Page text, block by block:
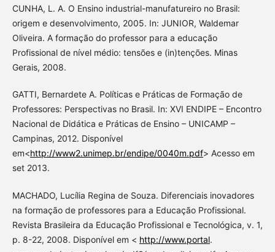
CUNHA, L. A. O Ensino industrial-manufatureiro no Brasil:
origem e desenvolvimento, 2005. In: JUNIOR, Waldemar
Oliveira. A formação do professor para a educação
Profissional de nível médio: tensões e (in)tenções. Minas
Gerais, 2008.
GATTI, Bernardete A. Políticas e Práticas de Formação de
Professores: Perspectivas no Brasil. In: XVI ENDIPE – Encontro
Nacional de Didática e Práticas de Ensino – UNICAMP –
Campinas, 2012. Disponível
em<http://www2.unimep.br/endipe/0040m.pdf> Acesso em
set 2013.
MACHADO, Lucília Regina de Souza. Diferenciais inovadores
na formação de professores para a Educação Profissional.
Revista Brasileira da Educação Profissional e Tecnológica, v. 1,
p. 8-22, 2008. Disponível em < http://www.portal.